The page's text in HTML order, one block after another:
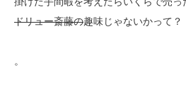
ドリュー斎藤の趣味じゃないかって？
。